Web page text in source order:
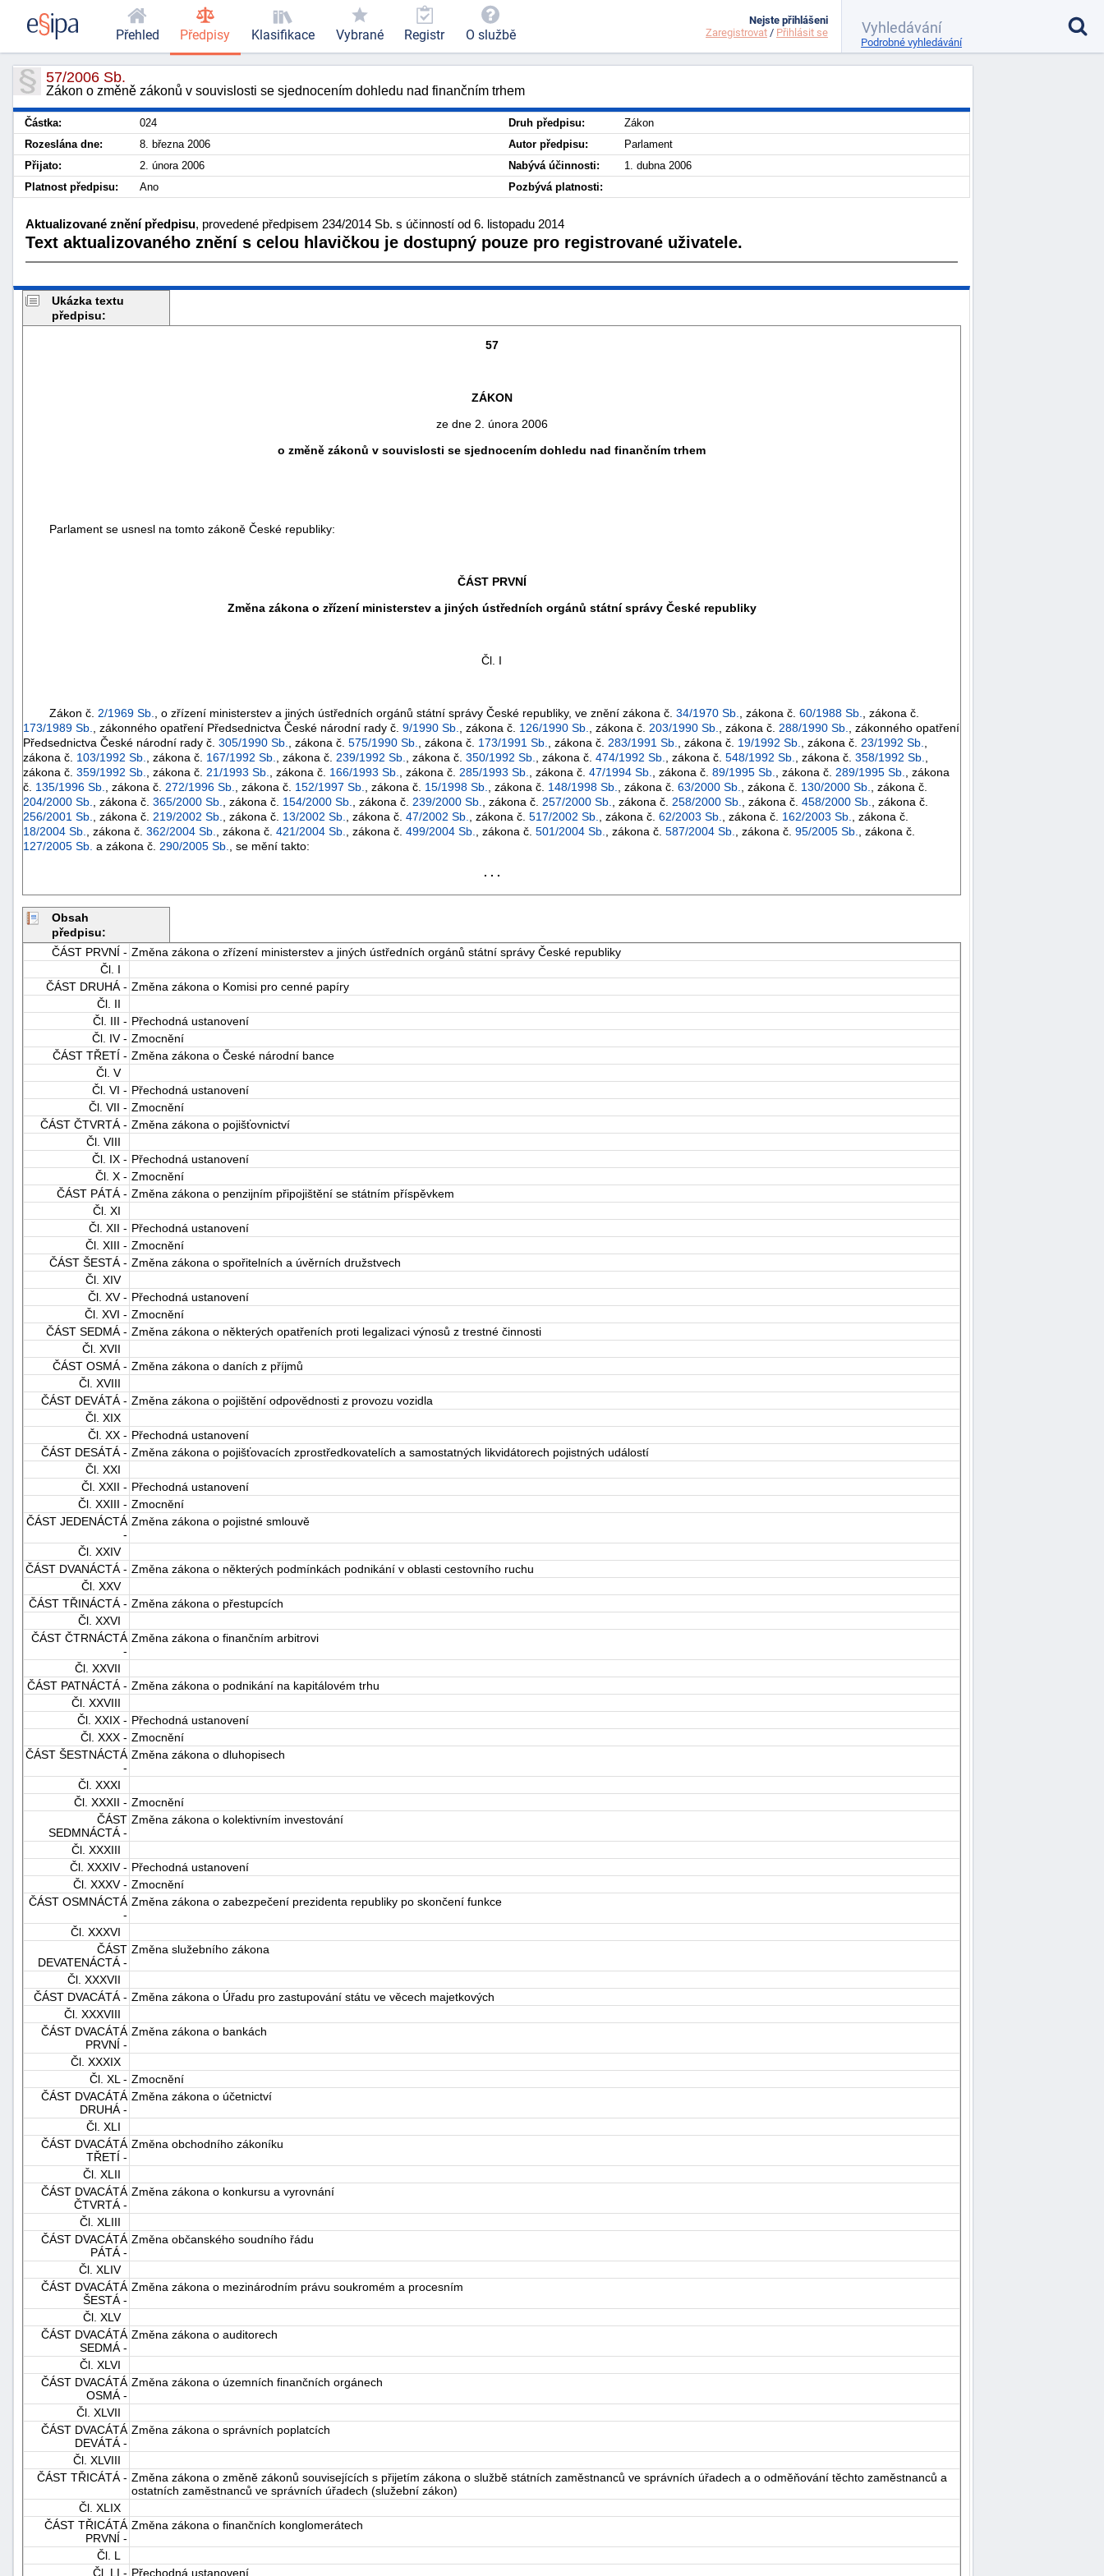
57/2006 Sb.
Zákon o změně zákonů v souvislosti se sjednocením dohledu nad finančním trhem
Částka: 024 Druh předpisu:
Zákon
Rozeslána dne:
8. března 2006 Autor předpisu:
Parlament
Přijato:
2. února 2006 Nabývá účinnosti:
1. dubna 2006
Platnost předpisu:
Ano Pozbývá platnosti:
Aktualizované znění předpisu, provedené předpisem 234/2014 Sb. s účinností od 6. listopadu 2014
Text aktualizovaného znění s celou hlavičkou je dostupný pouze pro registrované uživatele.
Ukázka textu
předpisu:
57
ZÁKON
ze dne 2. února 2006
o změně zákonů v souvislosti se sjednocením dohledu nad finančním trhem
Parlament se usnesl na tomto zákoně České republiky:
ČÁST PRVNÍ
Změna zákona o zřízení ministerstev a jiných ústředních orgánů státní správy České republiky
Čl. I
Zákon č. 2/1969 Sb. , o zřízení ministerstev a jiných ústředních orgánů státní správy České republiky, ve znění zákona č. 34/1970 Sb. , zákona č. 60/1988 Sb.
, zákona č.
173/1989 Sb.
, zákonného opatření Předsednictva České národní rady č. 9/1990 Sb. , zákona č. 126/1990 Sb. , zákona č. 203/1990 Sb. , zákona č. 288/1990 Sb.
, zákonného opatření
Předsednictva České národní rady č. 305/1990 Sb. , zákona č. 575/1990 Sb. , zákona č. 173/1991 Sb. , zákona č. 283/1991 Sb. , zákona č. 19/1992 Sb. , zákona č. 23/1992 Sb.
zákona č. 103/1992 Sb. , zákona č. 167/1992 Sb. , zákona č. 239/1992 Sb. , zákona č. 350/1992 Sb. , zákona č. 474/1992 Sb. , zákona č. 548/1992 Sb. , zákona č. 358/1992 Sb.
zákona č. 359/1992 Sb. , zákona č. 21/1993 Sb. , zákona č. 166/1993 Sb. , zákona č. 285/1993 Sb. , zákona č. 47/1994 Sb. , zákona č. 89/1995 Sb. , zákona č. 289/1995 Sb.
, zákona
č. 135/1996 Sb. , zákona č. 272/1996 Sb. , zákona č. 152/1997 Sb. , zákona č. 15/1998 Sb. , zákona č. 148/1998 Sb. , zákona č. 63/2000 Sb. , zákona č. 130/2000 Sb.
, zákona č.
204/2000 Sb.
, zákona č. 365/2000 Sb. , zákona č. 154/2000 Sb. , zákona č. 239/2000 Sb. , zákona č. 257/2000 Sb. , zákona č. 258/2000 Sb. , zákona č. 458/2000 Sb.
, zákona č.
256/2001 Sb.
, zákona č. 219/2002 Sb. , zákona č. 13/2002 Sb. , zákona č. 47/2002 Sb. , zákona č. 517/2002 Sb. , zákona č. 62/2003 Sb. , zákona č. 162/2003 Sb.
, zákona č.
18/2004 Sb.
, zákona č. 362/2004 Sb. , zákona č. 421/2004 Sb. , zákona č. 499/2004 Sb. , zákona č. 501/2004 Sb. , zákona č. 587/2004 Sb. , zákona č. 95/2005 Sb.
, zákona č.
127/2005 Sb. a zákona č. 290/2005 Sb.
, se mění takto:
. . .
Obsah
předpisu:
ČÁST PRVNÍ - Změna zákona o zřízení ministerstev a jiných ústředních orgánů státní správy České republiky
Čl. I
ČÁST DRUHÁ - Změna zákona o Komisi pro cenné papíry
Čl. II
Čl. III - Přechodná ustanovení
Čl. IV - Zmocnění
ČÁST TŘETÍ - Změna zákona o České národní bance
Čl. V
Čl. VI - Přechodná ustanovení
Čl. VII - Zmocnění
ČÁST ČTVRTÁ - Změna zákona o pojišťovnictví
Čl. VIII
Čl. IX - Přechodná ustanovení
Čl. X - Zmocnění
ČÁST PÁTÁ - Změna zákona o penzijním připojištění se státním příspěvkem
Čl. XI
Čl. XII - Přechodná ustanovení
Čl. XIII - Zmocnění
ČÁST ŠESTÁ - Změna zákona o spořitelních a úvěrních družstvech
Čl. XIV
Čl. XV - Přechodná ustanovení
Čl. XVI - Zmocnění
ČÁST SEDMÁ - Změna zákona o některých opatřeních proti legalizaci výnosů z trestné činnosti
Čl. XVII
ČÁST OSMÁ - Změna zákona o daních z příjmů
Čl. XVIII
ČÁST DEVÁTÁ - Změna zákona o pojištění odpovědnosti z provozu vozidla
Čl. XIX
Čl. XX - Přechodná ustanovení
ČÁST DESÁTÁ - Změna zákona o pojišťovacích zprostředkovatelích a samostatných likvidátorech pojistných událostí
Čl. XXI
Čl. XXII - Přechodná ustanovení
Čl. XXIII - Zmocnění
ČÁST JEDENÁCTÁ
-
Změna zákona o pojistné smlouvě
Čl. XXIV
ČÁST DVANÁCTÁ - Změna zákona o některých podmínkách podnikání v oblasti cestovního ruchu
Čl. XXV
ČÁST TŘINÁCTÁ - Změna zákona o přestupcích
Čl. XXVI
ČÁST ČTRNÁCTÁ
-
Změna zákona o finančním arbitrovi
Čl. XXVII
ČÁST PATNÁCTÁ - Změna zákona o podnikání na kapitálovém trhu
Čl. XXVIII
Čl. XXIX - Přechodná ustanovení
Čl. XXX - Zmocnění
ČÁST ŠESTNÁCTÁ
-
Změna zákona o dluhopisech
Čl. XXXI
Čl. XXXII - Zmocnění
ČÁST
SEDMNÁCTÁ -
Změna zákona o kolektivním investování
Čl. XXXIII
Čl. XXXIV - Přechodná ustanovení
Čl. XXXV - Zmocnění
ČÁST OSMNÁCTÁ
-
Změna zákona o zabezpečení prezidenta republiky po skončení funkce
Čl. XXXVI
ČÁST
DEVATENÁCTÁ -
Změna služebního zákona
Čl. XXXVII
ČÁST DVACÁTÁ - Změna zákona o Úřadu pro zastupování státu ve věcech majetkových
Čl. XXXVIII
ČÁST DVACÁTÁ
PRVNÍ -
Změna zákona o bankách
Čl. XXXIX
Čl. XL - Zmocnění
ČÁST DVACÁTÁ
DRUHÁ -
Změna zákona o účetnictví
Čl. XLI
ČÁST DVACÁTÁ
TŘETÍ -
Změna obchodního zákoníku
Čl. XLII
ČÁST DVACÁTÁ
ČTVRTÁ -
Změna zákona o konkursu a vyrovnání
Čl. XLIII
ČÁST DVACÁTÁ
PÁTÁ -
Změna občanského soudního řádu
Čl. XLIV
ČÁST DVACÁTÁ
ŠESTÁ -
Změna zákona o mezinárodním právu soukromém a procesním
Čl. XLV
ČÁST DVACÁTÁ
SEDMÁ -
Změna zákona o auditorech
Čl. XLVI
ČÁST DVACÁTÁ
OSMÁ -
Změna zákona o územních finančních orgánech
Čl. XLVII
ČÁST DVACÁTÁ
DEVÁTÁ -
Změna zákona o správních poplatcích
Čl. XLVIII
ČÁST TŘICÁTÁ - Změna zákona o změně zákonů souvisejících s přijetím zákona o službě státních zaměstnanců ve správních úřadech a o odměňování těchto zaměstnanců a
ostatních zaměstnanců ve správních úřadech (služební zákon)
Čl. XLIX
ČÁST TŘICÁTÁ
PRVNÍ -
Změna zákona o finančních konglomerátech
Čl. L
Čl. LI - Přechodná ustanovení
Přehled Předpisy Klasifikace Vybrané Registr O službě
Nejste přihlášeni
Zaregistrovat / Přihlásit se
Podrobné vyhledávání